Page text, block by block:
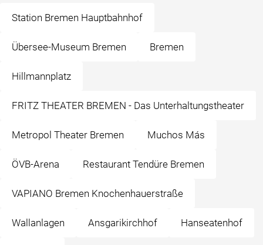
Station Bremen Hauptbahnhof
Übersee-Museum Bremen Bremen
Hillmannplatz
FRITZ THEATER BREMEN - Das Unterhaltungstheater
Metropol Theater Bremen Muchos Más
ÖVB-Arena Restaurant Tendüre Bremen
VAPIANO Bremen Knochenhauerstraße
Wallanlagen Ansgarikirchhof Hanseatenhof